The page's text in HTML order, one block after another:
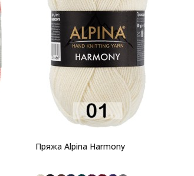
Пряжа Alpina Harmony